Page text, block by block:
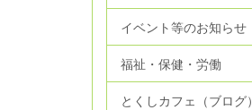
イベント等のお知らせ
福祉・保健・労働
とくしカフェ（ブログ）